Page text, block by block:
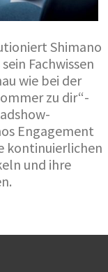
Shimano
Fachwissen
wie bei der
zu dir“-
Engagement
kontinuierlichen
und ihre